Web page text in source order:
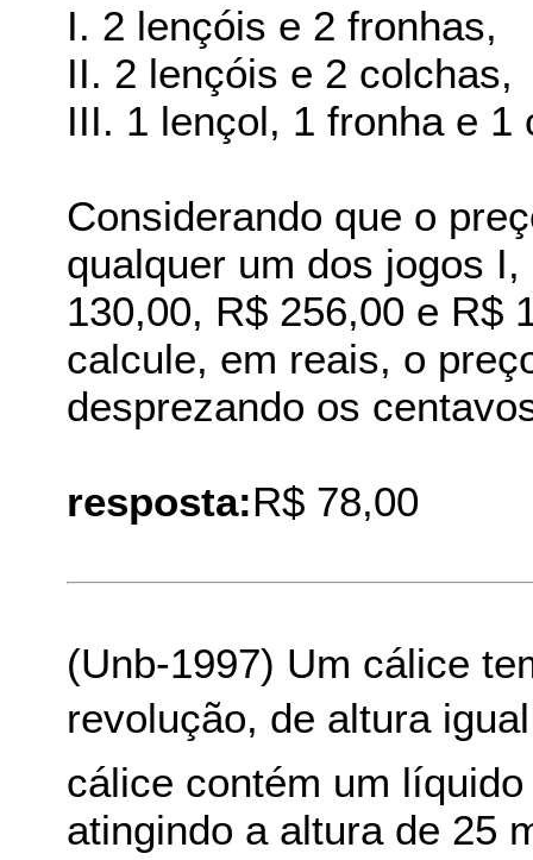
I. 2 lençóis e 2 fronhas,
II. 2 lençóis e 2 colchas,
III. 1 lençol, 1 fronha e 1
Considerando que o
qualquer um dos jogos
130,00, R$ 256,00 e R$
calcule, em reais, o
desprezando os
resposta:R$ 78,00
(Unb-1997) Um cálice
revolução, de altura
cálice contém um
atingindo a altura de 25